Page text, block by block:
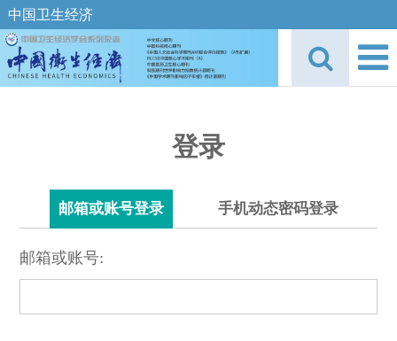
中国卫生经济
登录
邮箱或账号登录 手机动态密码登录
邮箱或账号: